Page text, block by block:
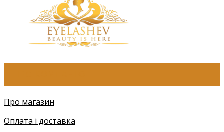
Про магазин
Оплата і доставка